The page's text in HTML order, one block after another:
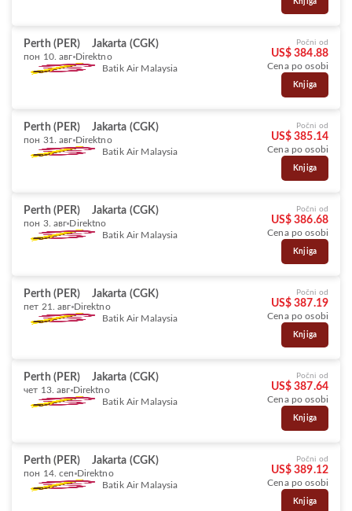
Knjiga
Perth (PER) Jakarta (CGK)
пон 10. авг Direktno
Batik Air Malaysia
Počni od
US$ 384.88
Cena po osobi
Knjiga
Perth (PER) Jakarta (CGK)
пон 31. авг Direktno
Batik Air Malaysia
Počni od
US$ 385.14
Cena po osobi
Knjiga
Perth (PER) Jakarta (CGK)
пон 3. авг Direktno
Batik Air Malaysia
Počni od
US$ 386.68
Cena po osobi
Knjiga
Perth (PER) Jakarta (CGK)
пет 21. авг Direktno
Batik Air Malaysia
Počni od
US$ 387.19
Cena po osobi
Knjiga
Perth (PER) Jakarta (CGK)
чет 13. авг Direktno
Batik Air Malaysia
Počni od
US$ 387.64
Cena po osobi
Knjiga
Perth (PER) Jakarta (CGK)
пон 14. сеп Direktno
Batik Air Malaysia
Počni od
US$ 389.12
Cena po osobi
Knjiga